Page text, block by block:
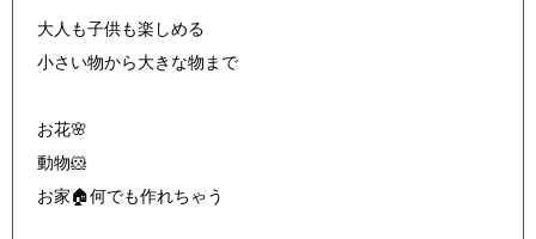
大人も子供も楽しめる
小さい物から大きな物まで
お花🌸
動物🐹
お家🏠何でも作れちゃう